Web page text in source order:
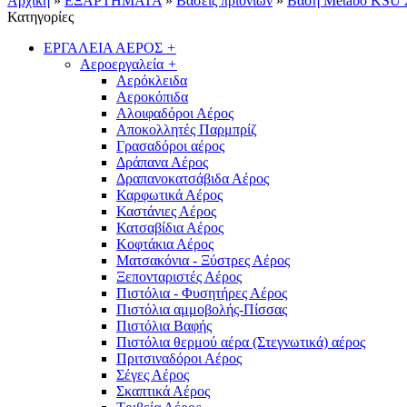
Κατηγορίες
ΕΡΓΑΛΕΙΑ ΑΕΡΟΣ +
Αεροεργαλεία +
Αερόκλειδα
Αεροκόπιδα
Αλοιφαδόροι Αέρος
Αποκολλητές Παρμπρίζ
Γρασαδόροι αέρος
Δράπανα Αέρος
Δραπανοκατσάβιδα Αέρος
Καρφωτικά Αέρος
Καστάνιες Αέρος
Κατσαβίδια Αέρος
Κοφτάκια Αέρος
Ματσακόνια - Ξύστρες Αέρος
Ξεπονταριστές Αέρος
Πιστόλια - Φυσητήρες Αέρος
Πιστόλια αμμοβολής-Πίσσας
Πιστόλια Βαφής
Πιστόλια θερμού αέρα (Στεγνωτικά) αέρος
Πριτσιναδόροι Αέρος
Σέγες Αέρος
Σκαπτικά Αέρος